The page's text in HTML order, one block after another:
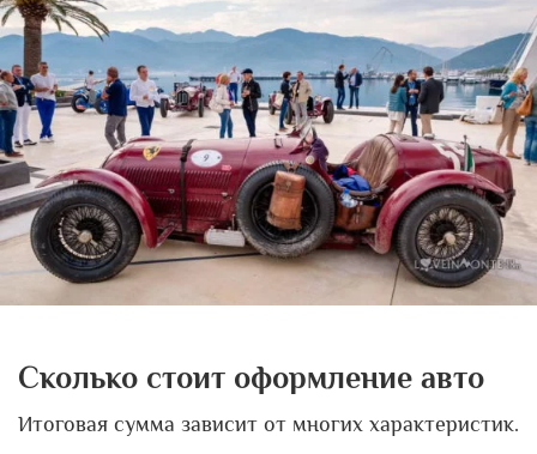
Сколько стоит оформление авто
Итоговая сумма зависит от многих характеристик.